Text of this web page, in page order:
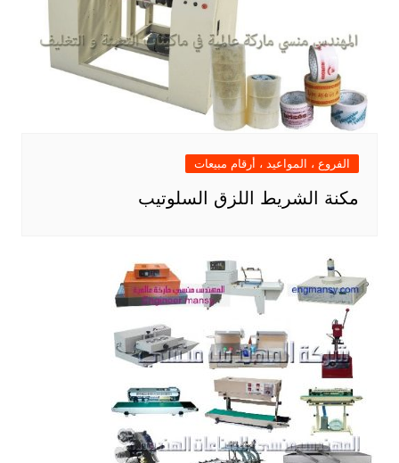
الفروع ، المواعيد ، أرقام مبيعات
مكنة الشريط اللزق السلوتيب